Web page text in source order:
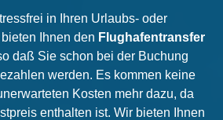
in Ihren Urlaubs- oder
Ihnen den Flughafentransfer
daß Sie schon bei der Buchung
werden. Es kommen keine
Kosten mehr dazu, da
enthalten ist. Wir bieten Ihnen